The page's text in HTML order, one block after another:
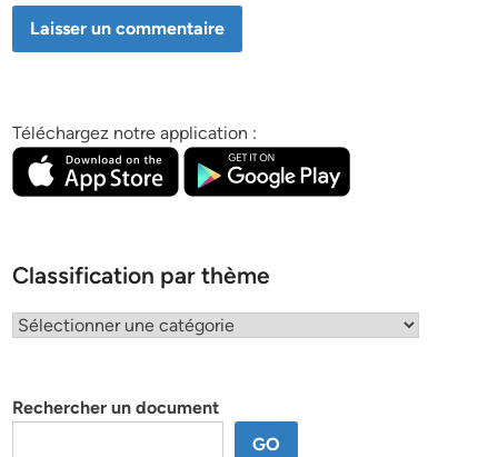
Téléchargez notre application :
Classification par thème
Classification
Rechercher un document
GO